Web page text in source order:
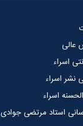
عالی
اسراء
نشر اسراء
اسراء
استاد مرتضی جوادی